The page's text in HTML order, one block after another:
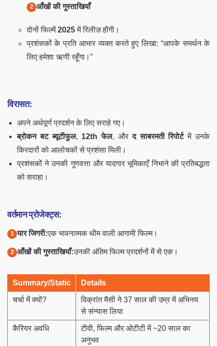
आँखों की गुस्ताखियाँ
दोनों फिल्में2025में रिलीज़ होंगी।
प्रशंसकों के प्रति आभार व्यक्त करते हुए लिखा: “आपके समर्थन के
लिए हमेशा ऋणी रहूँगा।”
विरासत:
अपने अर्थपूर्ण प्रदर्शन के लिए सराहे गए।
ब्रोकन बट ब्यूटीफुल, 12th फेल, औरद साबरमती रिपोर्टमें उनके
किरदारों को आलोचकों से प्रशंसा मिली।
प्रशंसकों ने उनकी गुणवत्ता और यादगार भूमिकाएँ निभाने की प्रतिबद्धता
को सराहा।
वर्तमान प्रोजेक्ट्स:
यार जिगरी:एक भावनात्मक थीम वाली आगामी फिल्म।
आँखों की गुस्ताखियाँ:उनकी अंतिम फिल्म प्रदर्शनों में से एक।
Summary/Static Details
चर्चा में क्यों?
विक्रांत मैसी ने 37 साल की उम्र में अभिनय
से संन्यास लिया
कैरियर अवधि
टीवी, फिल्म और ओटीटी में ~20 साल का
अनुभव